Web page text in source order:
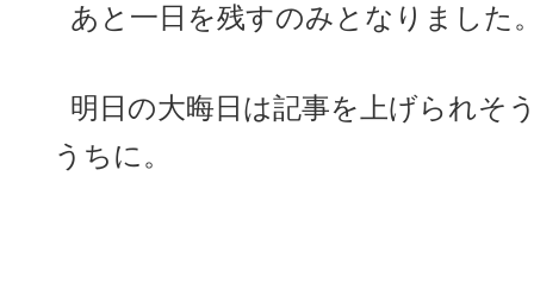
あと一日を残すのみとなりました
明日の大晦日は記事を上げられそ
うちに。